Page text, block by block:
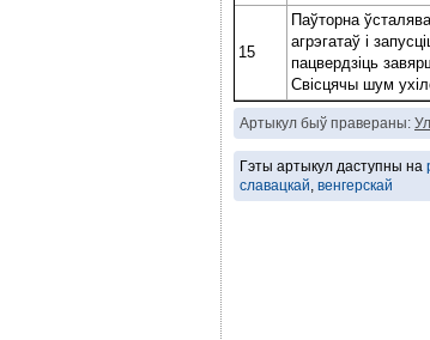
15
Паўторна
агрэгатаў і
пацвердзіць
Свісцячы шум
Артыкул быў правераны:
Гэты артыкул даступны на
славацкай, венгерскай